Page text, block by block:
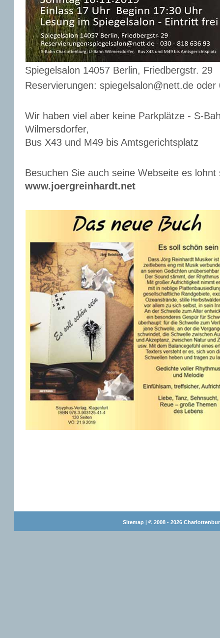
Spiegelsalon 14057 Berlin, Friedbergstr. 29
Reservierungen: spiegelsalon@nett.de
Wir haben viel aber keine Parkplätze - S-
Wilmersdorfer,
Bus X43 und M49 bis Amtsgerichtsplatz
Besuchen Sie auch seine Webseite es lohnt
www.joergreinhardt.net
Sitemap | © 2008 - 2026